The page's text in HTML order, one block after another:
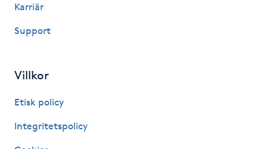
Hypnos
Karriär
Support
Villkor
Etisk policy
Integritetspolicy